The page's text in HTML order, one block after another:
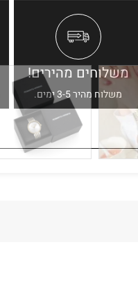
משלוחים מהירים!
משלוח מהיר 3-5 ימים.